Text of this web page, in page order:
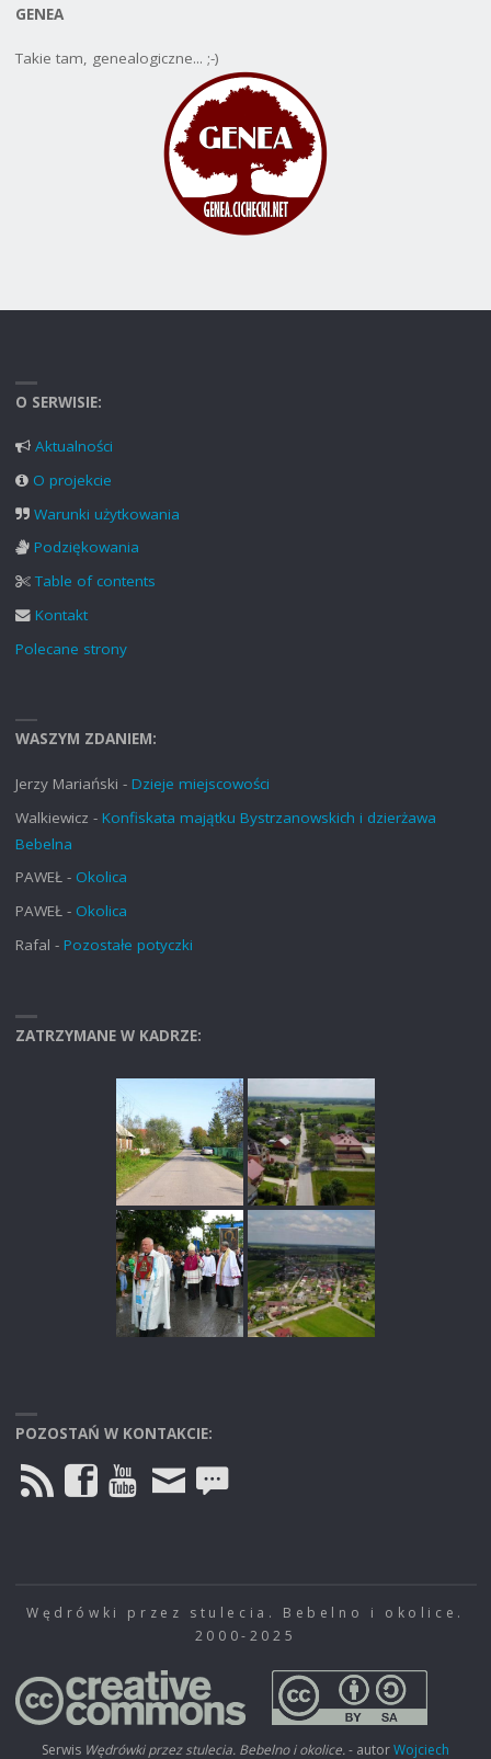
GENEA
Takie tam, genealogiczne... ;-)
O SERWISIE:
Aktualności
O projekcie
Warunki użytkowania
Podziękowania
Table of contents
Kontakt
Polecane strony
WASZYM ZDANIEM:
Jerzy Mariański - Dzieje miejscowości
Walkiewicz - Konfiskata majątku Bystrzanowskich i dzierżawa
Bebelna
PAWEŁ- Okolica
PAWEŁ- Okolica
Rafal - Pozostałe potyczki
ZATRZYMANE W KADRZE:
POZOSTAŃ W KONTAKCIE:
Wędrówki przez stulecia. Bebelno i okolice.
2000-2025
Serwis Wędrówki przez stulecia. Bebelno i okolice.- autorWojciech